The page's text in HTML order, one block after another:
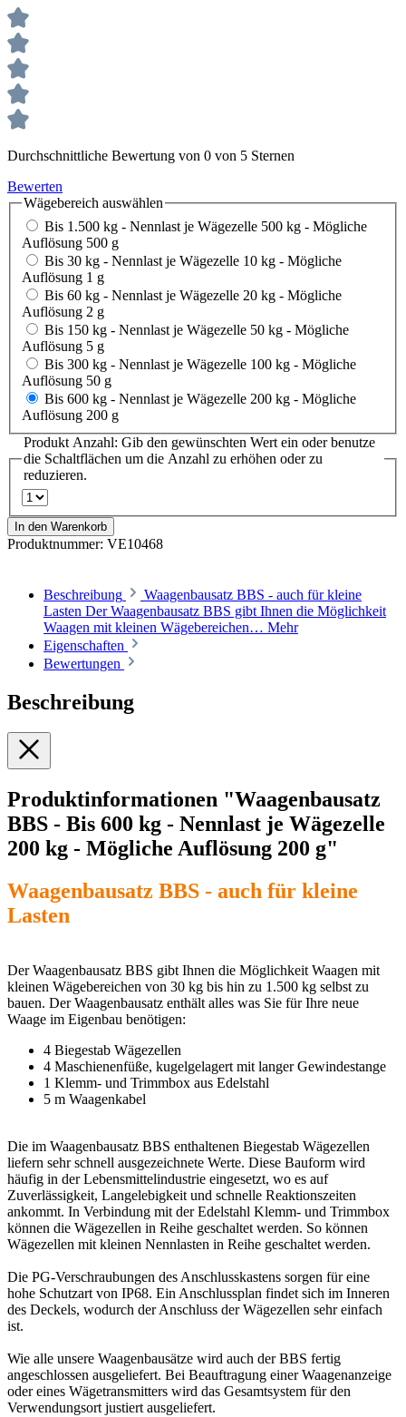
Durchschnittliche Bewertung von 0 von 5 Sternen
Bewerten
Wägebereich auswählen
Bis 1.500 kg - Nennlast je Wägezelle 500 kg - Mögliche
Auflösung 500 g
Bis 30 kg - Nennlast je Wägezelle 10 kg - Mögliche
Auflösung 1 g
Bis 60 kg - Nennlast je Wägezelle 20 kg - Mögliche
Auflösung 2 g
Bis 150 kg - Nennlast je Wägezelle 50 kg - Mögliche
Auflösung 5 g
Bis 300 kg - Nennlast je Wägezelle 100 kg - Mögliche
Auflösung 50 g
Bis 600 kg - Nennlast je Wägezelle 200 kg - Mögliche
Auflösung 200 g
Produkt Anzahl: Gib den gewünschten Wert ein oder benutze
die Schaltflächen um die Anzahl zu erhöhen oder zu
reduzieren.
In den Warenkorb
Produktnummer: VE10468
Beschreibung
Waagenbausatz BBS - auch für kleine
Lasten Der Waagenbausatz BBS gibt Ihnen die Möglichkeit
Waagen mit kleinen Wägebereichen… Mehr
Eigenschaften
Bewertungen
Beschreibung
Produktinformationen "Waagenbausatz
BBS - Bis 600 kg - Nennlast je Wägezelle
200 kg - Mögliche Auflösung 200 g"
Waagenbausatz BBS - auch für kleine
Lasten
Der Waagenbausatz BBS gibt Ihnen die Möglichkeit Waagen mit
kleinen Wägebereichen von 30 kg bis hin zu 1.500 kg selbst zu
bauen. Der Waagenbausatz enthält alles was Sie für Ihre neue
Waage im Eigenbau benötigen:
4 Biegestab Wägezellen
4 Maschienenfüße, kugelgelagert mit langer Gewindestange
1 Klemm- und Trimmbox aus Edelstahl
5 m Waagenkabel
Die im Waagenbausatz BBS enthaltenen Biegestab Wägezellen
liefern sehr schnell ausgezeichnete Werte. Diese Bauform wird
häufig in der Lebensmittelindustrie eingesetzt, wo es auf
Zuverlässigkeit, Langelebigkeit und schnelle Reaktionszeiten
ankommt. In Verbindung mit der Edelstahl Klemm- und Trimmbox
können die Wägezellen in Reihe geschaltet werden. So können
Wägezellen mit kleinen Nennlasten in Reihe geschaltet werden.
Die PG-Verschraubungen des Anschlusskastens sorgen für eine
hohe Schutzart von IP68. Ein Anschlussplan findet sich im Inneren
des Deckels, wodurch der Anschluss der Wägezellen sehr einfach
ist.
Wie alle unsere Waagenbausätze wird auch der BBS fertig
angeschlossen ausgeliefert. Bei Beauftragung einer Waagenanzeige
oder eines Wägetransmitters wird das Gesamtsystem für den
Verwendungsort justiert ausgeliefert.